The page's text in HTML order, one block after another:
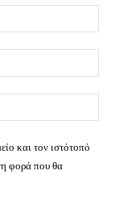
και τον ιστότοπό
φορά που θα